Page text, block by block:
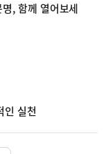
, 함께 열어보세
인 실천